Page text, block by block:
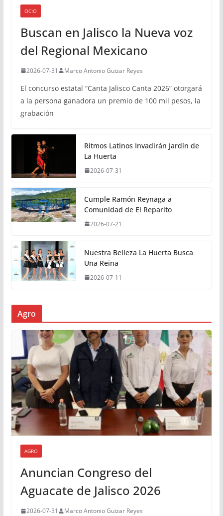
OCIO
Buscan en Jalisco la Nueva voz
del Regional Mexicano
2026-07-31 Marco Antonio Guizar Reyes
El concurso estatal “Canta Jalisco Canta 2026” otorgará
a la persona ganadora un premio de 100 mil pesos, la
grabación
Ritmos Latinos Invadirán Jardín de
La Huerta
2026-07-31
Cumple Ramón Reynaga a
Comunidad de El Reparito
2026-07-21
Nuestra Belleza La Huerta Busca
Una Reina
2026-07-11
Agro
AGRO
Anuncian Congreso del
Aguacate de Jalisco 2026
2026-07-31 Marco Antonio Guizar Reyes